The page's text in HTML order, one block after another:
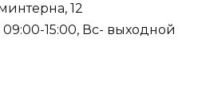
12
15:00, Вс- выходной